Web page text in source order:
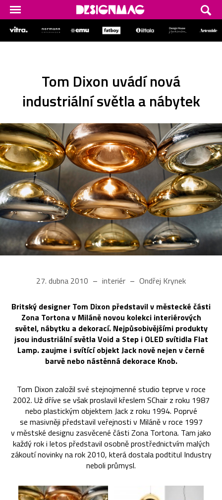
Tom Dixon uvádí nová
industriální světla a nábytek
27. dubna 2010 interiér Ondřej Krynek
Britský designer Tom Dixon představil v městecké části
Zona Tortona v Miláně novou kolekci interiérových
světel, nábytku a dekorací. Nejpůsobivějšími produkty
jsou industriální světla Void a Step i OLED svítidla Flat
Lamp. zaujme i svítící objekt Jack nově nejen v černé
barvě nebo nástěnná dekorace Knob.
Tom Dixon založil své stejnojmenné studio teprve v roce
2002. Už dříve se však proslavil křeslem SChair z roku 1987
nebo plastickým objektem Jack z roku 1994. Poprvé
se masivněji představil veřejnosti v Miláně v roce 1997
v městské designu zasvěcené části Zona Tortona. Tam jako
každý rok i letos představil osobně prostřednictvím malých
zákoutí novinky na rok 2010, která dostala podtitul Industry
neboli průmysl.